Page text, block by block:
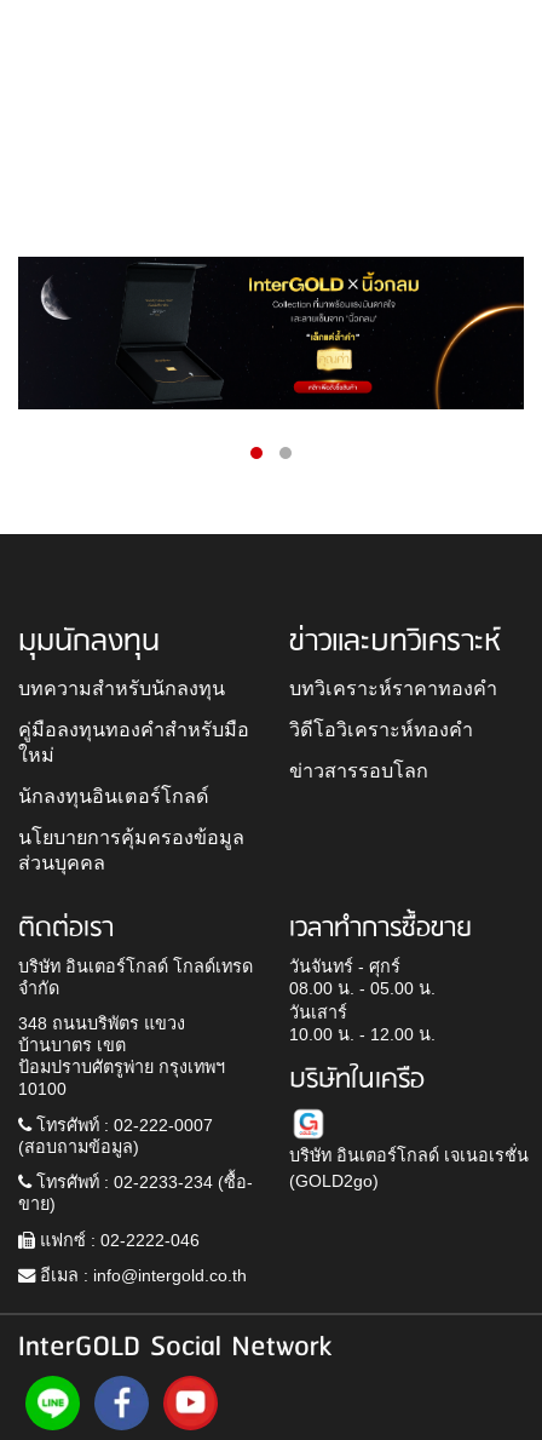
มุมนักลงทุน
บทความสำหรับนักลงทุน
คู่มือลงทุนทองคำสำหรับมือ
ใหม่
นักลงทุนอินเตอร์โกลด์
นโยบายการคุ้มครองข้อมูล
ส่วนบุคคล
ข่าวและบทวิเคราะห์
บทวิเคราะห์ราคาทองคำ
วิดีโอวิเคราะห์ทองคำ
ข่าวสารรอบโลก
ติดต่อเรา
บริษัท อินเตอร์โกลด์ โกลด์เทรด
จำกัด
348 ถนนบริพัตร แขวง
บ้านบาตร เขต
ป้อมปราบศัตรูพ่าย กรุงเทพฯ
10100
โทรศัพท์ : 02-222-0007
(สอบถามข้อมูล)
โทรศัพท์ : 02-2233-234 (ซื้อ-
ขาย)
แฟกซ์ : 02-2222-046
อีเมล : info@intergold.co.th
เวลาทำการซื้อขาย
วันจันทร์ - ศุกร์
08.00 น. - 05.00 น.
วันเสาร์
10.00 น. - 12.00 น.
บริษัทในเครือ
บริษัท อินเตอร์โกลด์ เจเนอเรชั่น
(GOLD2go)
InterGOLD Social Network